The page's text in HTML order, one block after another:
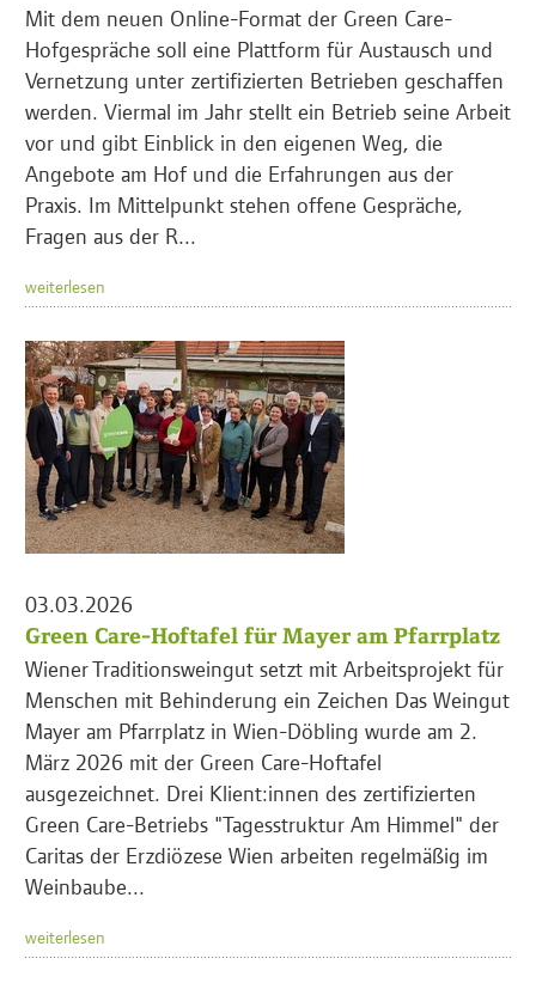
Mit dem neuen Online-Format der Green Care-
Hofgespräche soll eine Plattform für Austausch und
Vernetzung unter zertifizierten Betrieben geschaffen
werden. Viermal im Jahr stellt ein Betrieb seine Arbeit
vor und gibt Einblick in den eigenen Weg, die
Angebote am Hof und die Erfahrungen aus der
Praxis. Im Mittelpunkt stehen offene Gespräche,
Fragen aus der R...
weiterlesen
03.03.2026
Green Care-Hoftafel für Mayer am Pfarrplatz
Wiener Traditionsweingut setzt mit Arbeitsprojekt für
Menschen mit Behinderung ein Zeichen Das Weingut
Mayer am Pfarrplatz in Wien-Döbling wurde am 2.
März 2026 mit der Green Care-Hoftafel
ausgezeichnet. Drei Klient:innen des zertifizierten
Green Care-Betriebs "Tagesstruktur Am Himmel" der
Caritas der Erzdiözese Wien arbeiten regelmäßig im
Weinbaube...
weiterlesen